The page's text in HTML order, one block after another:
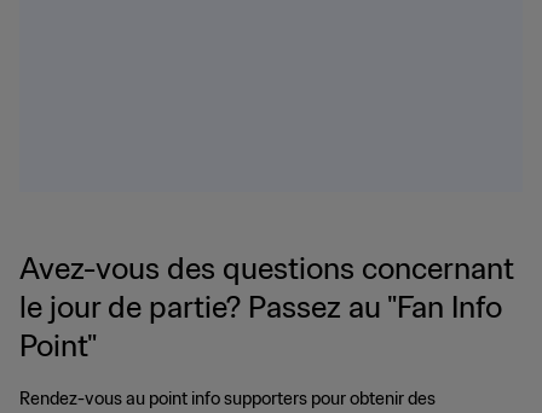
Avez-vous des questions concernant
le jour de partie? Passez au "Fan Info
Point"
Rendez-vous au point info supporters pour obtenir des